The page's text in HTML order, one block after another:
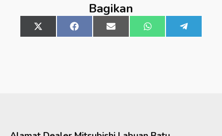
Bagikan
Share
on
X
(Twitter)
Share
on
FacebookShare
on
Email Share
on
WhatsApp
on